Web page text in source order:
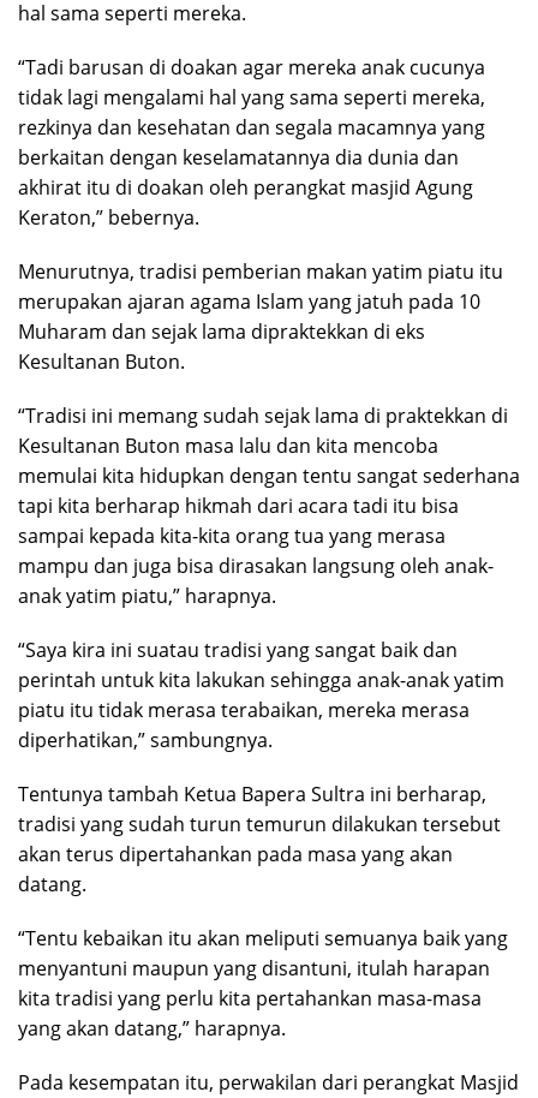
hal sama seperti mereka.
“Tadi barusan di doakan agar mereka anak cucunya
tidak lagi mengalami hal yang sama seperti mereka,
rezkinya dan kesehatan dan segala macamnya yang
berkaitan dengan keselamatannya dia dunia dan
akhirat itu di doakan oleh perangkat masjid Agung
Keraton,” bebernya.
Menurutnya, tradisi pemberian makan yatim piatu itu
merupakan ajaran agama Islam yang jatuh pada 10
Muharam dan sejak lama dipraktekkan di eks
Kesultanan Buton.
“Tradisi ini memang sudah sejak lama di praktekkan di
Kesultanan Buton masa lalu dan kita mencoba
memulai kita hidupkan dengan tentu sangat sederhana
tapi kita berharap hikmah dari acara tadi itu bisa
sampai kepada kita-kita orang tua yang merasa
mampu dan juga bisa dirasakan langsung oleh anak-
anak yatim piatu,” harapnya.
“Saya kira ini suatau tradisi yang sangat baik dan
perintah untuk kita lakukan sehingga anak-anak yatim
piatu itu tidak merasa terabaikan, mereka merasa
diperhatikan,” sambungnya.
Tentunya tambah Ketua Bapera Sultra ini berharap,
tradisi yang sudah turun temurun dilakukan tersebut
akan terus dipertahankan pada masa yang akan
datang.
“Tentu kebaikan itu akan meliputi semuanya baik yang
menyantuni maupun yang disantuni, itulah harapan
kita tradisi yang perlu kita pertahankan masa-masa
yang akan datang,” harapnya.
Pada kesempatan itu, perwakilan dari perangkat Masjid